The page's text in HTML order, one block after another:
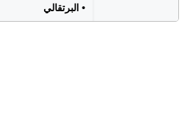
• البرتقالي